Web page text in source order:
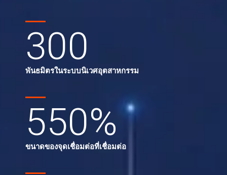
300
พันธมิตรในระบบนิเวศอุตสาหกรรม
550%
ขนาดของจุดเชื่อมต่อที่เชื่อมต่อ